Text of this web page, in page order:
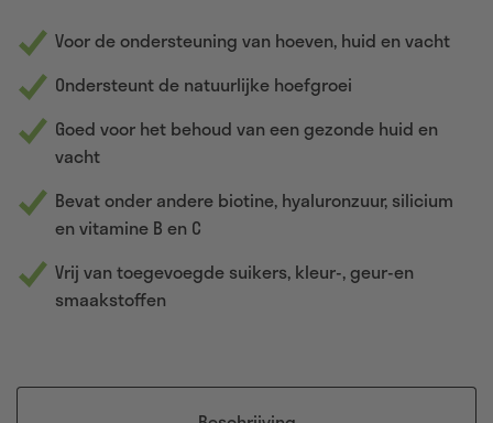
Voor de ondersteuning van hoeven, huid en vacht
Ondersteunt de natuurlijke hoefgroei
Goed voor het behoud van een gezonde huid en
vacht
Bevat onder andere biotine, hyaluronzuur, silicium
en vitamine B en C
Vrij van toegevoegde suikers, kleur-, geur-en
smaakstoffen